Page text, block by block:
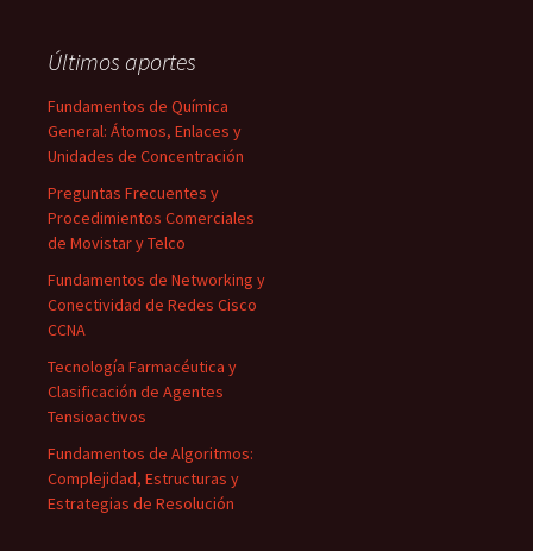
Últimos aportes
Fundamentos de Química
General: Átomos, Enlaces y
Unidades de Concentración
Preguntas Frecuentes y
Procedimientos Comerciales
de Movistar y Telco
Fundamentos de Networking y
Conectividad de Redes Cisco
CCNA
Tecnología Farmacéutica y
Clasificación de Agentes
Tensioactivos
Fundamentos de Algoritmos:
Complejidad, Estructuras y
Estrategias de Resolución